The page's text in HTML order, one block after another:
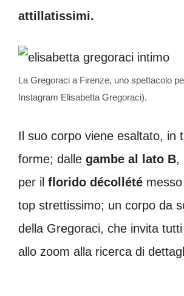
attillatissimi.
La Gregoraci a Firenze, uno spettacolo
Instagram Elisabetta Gregoraci).
Il suo corpo viene esaltato, in
forme; dalle gambe al lato B,
per il florido décollété
top strettissimo; un corpo da
della Gregoraci, che invita
allo zoom alla ricerca di